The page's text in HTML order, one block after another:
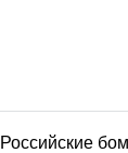
Российские